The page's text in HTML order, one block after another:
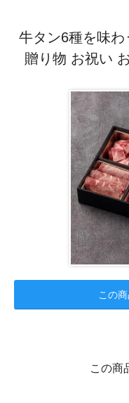
牛タン6種を味
贈り物 お祝い
この
この商